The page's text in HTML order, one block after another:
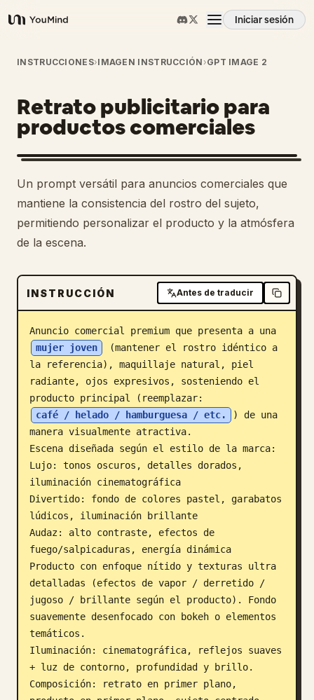
YouMind
Iniciar sesión
Resumen
Casos de uso
Habilidades
Prompts
Precios
Descargar
Blog
Actualizaciones
INSTRUCCIONES›IMAGEN INSTRUCCIÓN ›GPT IMAGE 2
Retrato publicitario para
productos comerciales
Un prompt versátil para anuncios comerciales que
mantiene la consistencia del rostro del sujeto,
permitiendo personalizar el producto y la atmósfera
de la escena.
INSTRUCCIÓN Antes de traducir
Anuncio comercial premium que presenta a una
mujer joven
(mantener el rostro idéntico a
la referencia), maquillaje natural, piel
radiante, ojos expresivos, sosteniendo el
producto principal (reemplazar:
café / helado / hamburguesa / etc.
) de una
manera visualmente atractiva.
Escena diseñada según el estilo de la marca:
Lujo: tonos oscuros, detalles dorados,
iluminación cinematográfica
Divertido: fondo de colores pastel, garabatos
lúdicos, iluminación brillante
Audaz: alto contraste, efectos de
fuego/salpicaduras, energía dinámica
Producto con enfoque nítido y texturas ultra
detalladas (efectos de vapor / derretido /
jugoso / brillante según el producto). Fondo
suavemente desenfocado con bokeh o elementos
temáticos.
Iluminación: cinematográfica, reflejos suaves
+ luz de contorno, profundidad y brillo.
Composición: retrato en primer plano,